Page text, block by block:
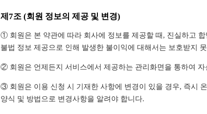
제7조 (회원 정보의 제공 및 변경)
① 회원은 본 약관에 따라 회사에 정보를 제공할 때, 진실하고
불법 정보 제공으로 인해 발생한 불이익에 대해서는 보호받지
② 회원은 언제든지 서비스에서 제공하는 관리화면을 통하여
③ 회원은 이용 신청 시 기재한 사항에 변경이 있을 경우, 즉시
양식 및 방법으로 변경사항을 알려야 합니다.